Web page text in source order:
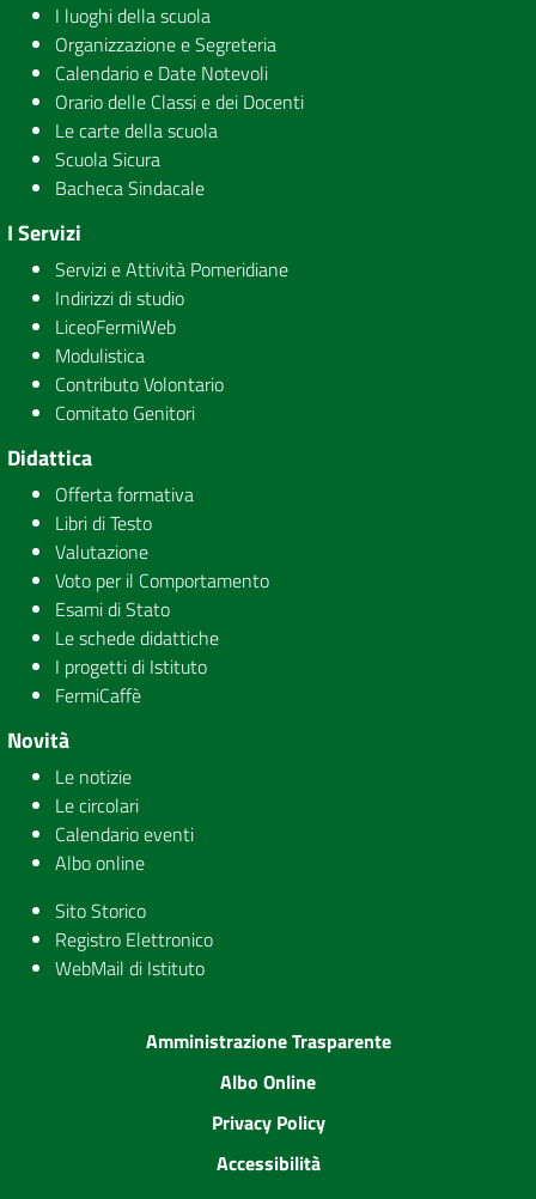
I luoghi della scuola
Organizzazione e Segreteria
Calendario e Date Notevoli
Orario delle Classi e dei Docenti
Le carte della scuola
Scuola Sicura
Bacheca Sindacale
I Servizi
Servizi e Attività Pomeridiane
Indirizzi di studio
LiceoFermiWeb
Modulistica
Contributo Volontario
Comitato Genitori
Didattica
Offerta formativa
Libri di Testo
Valutazione
Voto per il Comportamento
Esami di Stato
Le schede didattiche
I progetti di Istituto
FermiCaffè
Novità
Le notizie
Le circolari
Calendario eventi
Albo online
Sito Storico
Registro Elettronico
WebMail di Istituto
Amministrazione Trasparente
Albo Online
Privacy Policy
Accessibilità